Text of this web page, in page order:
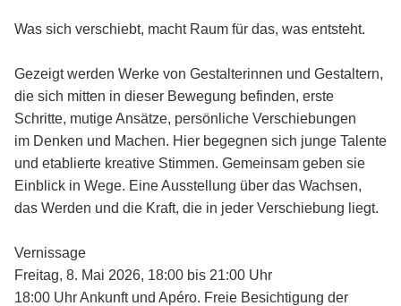
Was sich verschiebt, macht Raum für das, was entsteht.
Gezeigt werden Werke von Gestalterinnen und Gestaltern,
die sich mitten in dieser Bewegung befinden, erste
Schritte, mutige Ansätze, persönliche Verschiebungen
im Denken und Machen. Hier begegnen sich junge Talente
und etablierte kreative Stimmen. Gemeinsam geben sie
Einblick in Wege. Eine Ausstellung über das Wachsen,
das Werden und die Kraft, die in jeder Verschiebung liegt.
Vernissage
Freitag, 8. Mai 2026, 18:00 bis 21:00 Uhr
18:00 Uhr Ankunft und Apéro. Freie Besichtigung der